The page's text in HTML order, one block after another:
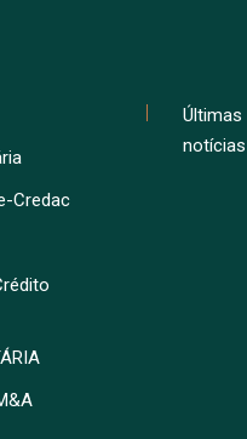
Credac
Últimas
notícias